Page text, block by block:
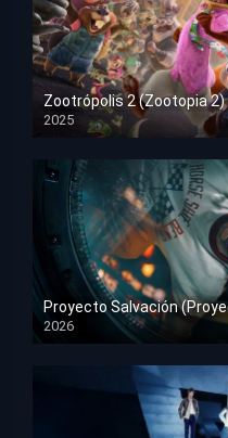
Zootrópolis 2 (Zootopia 2)
2025
HD 1080p
Proyecto Salvación
2026
HD 1080p